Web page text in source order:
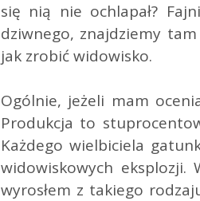
się nią nie ochlapał?
dziwnego, znajdziemy
jak zrobić widowisko.
Ogólnie, jeżeli mam
Produkcja to
Każdego wielbiciela
widowiskowych
wyrosłem z takiego